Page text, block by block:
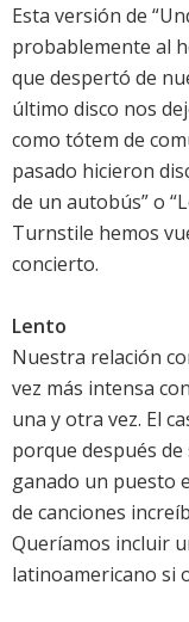
Esta versión de
probablemente al
que despertó de
último disco nos
como tótem de
pasado hicieron
de un autobús” o
Turnstile hemos
concierto.
Lento
Nuestra relación
vez más intensa
una y otra vez. El
porque después
ganado un puesto
de canciones
Queríamos incluir
latinoamericano si